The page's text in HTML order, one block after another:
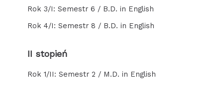
Rok 3/I: Semestr 6 / B.D. in English
Rok 4/I: Semestr 8 / B.D. in English
II stopień
Rok 1/II: Semestr 2 / M.D. in English